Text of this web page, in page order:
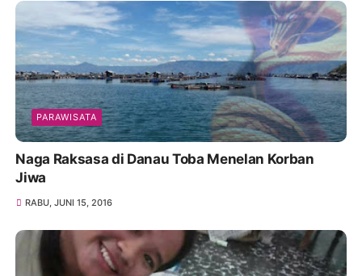
PARAWISATA
Naga Raksasa di Danau Toba Menelan Korban
Jiwa
RABU, JUNI 15, 2016